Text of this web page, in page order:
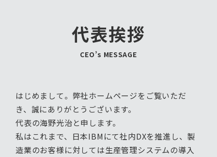
代表挨拶
CEO’s MESSAGE
はじめまして。弊社ホームページをご覧いただ
き、誠にありがとうございます。
代表の海野光治と申します。
私はこれまで、日本IBMにて社内DXを推進し、製
造業のお客様に対しては生産管理システムの導入